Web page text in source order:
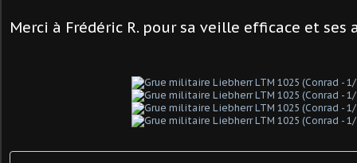
Merci à Frédéric R. pour sa veille efficace et ses